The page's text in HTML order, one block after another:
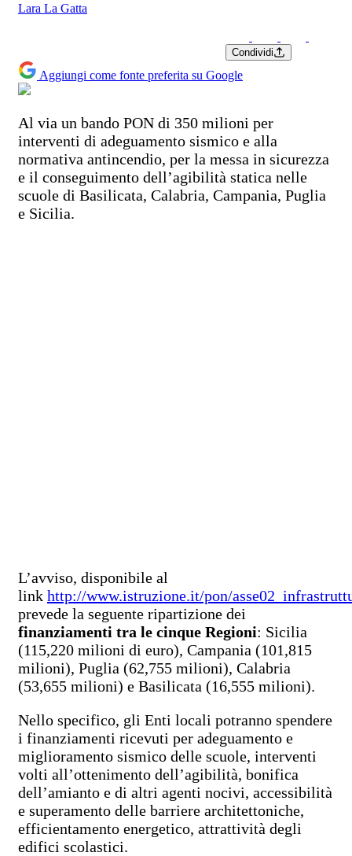
Lara La Gatta
Condividi
Aggiungi come fonte preferita su Google
Al via un bando PON di 350 milioni per
interventi di adeguamento sismico e alla
normativa antincendio, per la messa in sicurezza
e il conseguimento dell’agibilità statica nelle
scuole di Basilicata, Calabria, Campania, Puglia
e Sicilia.
L’avviso, disponibile al
link http://www.istruzione.it/pon/
prevede la seguente ripartizione dei
finanziamenti tra le cinque Regioni: Sicilia
(115,220 milioni di euro), Campania (101,815
milioni), Puglia (62,755 milioni), Calabria
(53,655 milioni) e Basilicata (16,555 milioni).
Nello specifico, gli Enti locali potranno spendere
i finanziamenti ricevuti per adeguamento e
miglioramento sismico delle scuole, interventi
volti all’ottenimento dell’agibilità, bonifica
dell’amianto e di altri agenti nocivi, accessibilità
e superamento delle barriere architettoniche,
efficientamento energetico, attrattività degli
edifici scolastici.